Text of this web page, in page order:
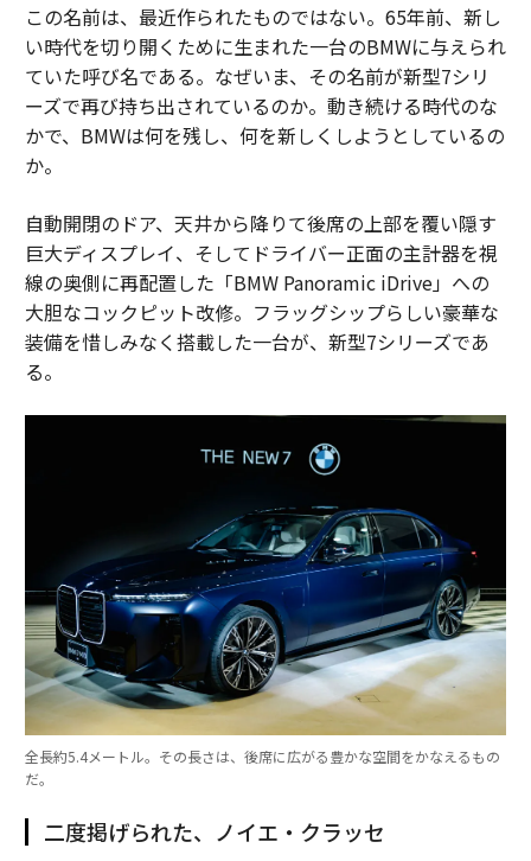
この名前は、最近作られたものではない。65年前、新し
い時代を切り開くために生まれた一台のBMWに与えられ
ていた呼び名である。なぜいま、その名前が新型7シリ
ーズで再び持ち出されているのか。動き続ける時代のな
かで、BMWは何を残し、何を新しくしようとしているの
か。
自動開閉のドア、天井から降りて後席の上部を覆い隠す
巨大ディスプレイ、そしてドライバー正面の主計器を視
線の奥側に再配置した「BMW Panoramic iDrive」への
大胆なコックピット改修。フラッグシップらしい豪華な
装備を惜しみなく搭載した一台が、新型7シリーズであ
る。
全長約5.4メートル。その長さは、後席に広がる豊かな空間をかなえるもの
だ。
二度掲げられた、ノイエ・クラッセ